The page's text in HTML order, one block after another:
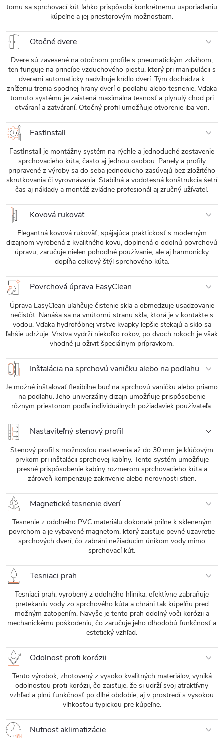
tomu sa sprchovací kút ľahko prispôsobí konkrétnemu usporiadaniu
kúpeľne a jej priestorovým možnostiam.
Otočné dvere
Dvere sú zavesené na otočnom profile s pneumatickým zdvihom,
ten funguje na princípe vzduchového piestu, ktorý pri manipulácii s
dverami automaticky nadvihuje krídlo dverí. Tým dochádza k
zníženiu trenia spodnej hrany dverí o podlahu alebo tesnenie. Vďaka
tomuto systému je zaistená maximálna tesnosť a plynulý chod pri
otváraní a zatváraní. Otočný profil umožňuje otvorenie iba von.
FastInstall
FastInstall je montážny systém na rýchle a jednoduché zostavenie
sprchovacieho kúta, často aj jednou osobou. Panely a profily
pripravené z výroby sa do seba jednoducho zasúvajú bez zložitého
skrutkovania či vyrovnávania. Stabilná a vodotesná konštrukcia šetrí
čas aj náklady a montáž zvládne profesionál aj zručný užívateľ.
Kovová rukoväť
Elegantná kovová rukoväť, spájajúca praktickosť s moderným
dizajnom vyrobená z kvalitného kovu, doplnená o odolnú povrchovú
úpravu, zaručuje nielen pohodlné používanie, ale aj harmonicky
dopĺňa celkový štýl sprchového kúta.
Povrchová úprava EasyClean
Úprava EasyClean uľahčuje čistenie skla a obmedzuje usadzovanie
nečistôt. Nanáša sa na vnútornú stranu skla, ktorá je v kontakte s
vodou. Vďaka hydrofóbnej vrstve kvapky lepšie stekajú a sklo sa
ľahšie udržuje. Vrstva vydrží niekoľko rokov, po dvoch rokoch je však
vhodné ju oživiť špeciálnym prípravkom.
Inštalácia na sprchovú vaničku alebo na podlahu
Je možné inštalovať flexibilne buď na sprchovú vaničku alebo priamo
na podlahu. Jeho univerzálny dizajn umožňuje prispôsobenie
rôznym priestorom podľa individuálnych požiadaviek používateľa.
Nastaviteľný stenový profil
Stenový profil s možnosťou nastavenia až do 30 mm je kľúčovým
prvkom pri inštalácii sprchovej kabíny. Tento systém umožňuje
presné prispôsobenie kabíny rozmerom sprchovacieho kúta a
zároveň kompenzuje zakrivenie alebo nerovnosti stien.
Magnetické tesnenie dverí
Tesnenie z odolného PVC materiálu dokonalé priľne k skleneným
povrchom a je vybavené magnetom, ktorý zaisťuje pevné uzavretie
sprchových dverí, čo zabráni nežiaducim únikom vody mimo
sprchovací kút.
Tesniaci prah
Tesniaci prah, vyrobený z odolného hliníka, efektívne zabraňuje
pretekaniu vody zo sprchového kúta a chráni tak kúpeľňu pred
možným zatopením. Navyše je tento prah odolný voči korózii a
mechanickému poškodeniu, čo zaručuje jeho dlhodobú funkčnosť a
estetický vzhľad.
Odolnosť proti korózii
Tento výrobok, zhotovený z vysoko kvalitných materiálov, vyniká
odolnosťou proti korózii, čo zaisťuje, že si udrží svoj atraktívny
vzhľad a plnú funkčnosť po dlhé obdobie, aj v prostredí s vysokou
vlhkosťou typickou pre kúpeľne.
Nutnosť aklimatizácie